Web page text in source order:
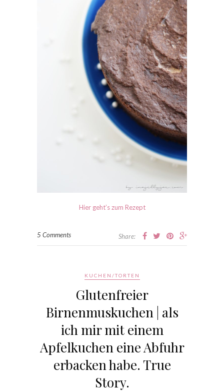
Hier geht’s zum Rezept
5 Comments Share:
KUCHEN/TORTEN
Glutenfreier
Birnenmuskuchen | als
ich mir mit einem
Apfelkuchen eine Abfuhr
erbacken habe. True
Story.